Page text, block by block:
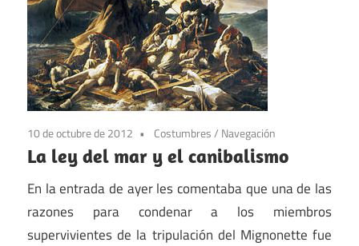
10 de octubre de 2012 Costumbres/ Navegación
La ley del mar y el canibalismo
En la entrada de ayer les comentaba que una de las
razones para condenar a los miembros
supervivientes de la tripulación del Mignonette fue